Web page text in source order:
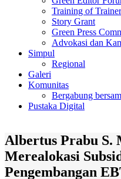
Training of Trainer
Story Grant
Green Press
Advokasi dan
Simpul
Regional
Galeri
Komunitas
Bergabung
Pustaka Digital
Albertus Prabu S.
Merealokasi
Pengembangan